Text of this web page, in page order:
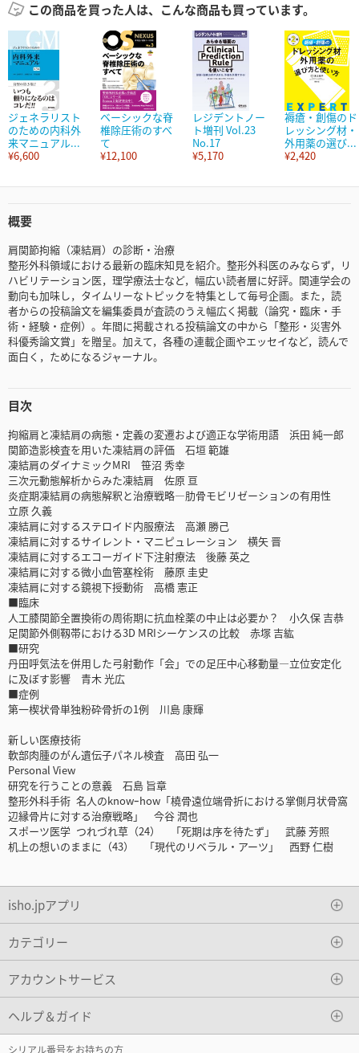
この商品を買った人は、こんな商品も買っています。
ジェネラリスト
のための内科外
来マニュアル...
¥6,600
ベーシックな脊
椎除圧術のすべ
て
¥12,100
レジデントノー
ト増刊 Vol.23
No.17
¥5,170
褥瘡・創傷のド
レッシング材・
外用薬の選び...
¥2,420
概要
肩関節拘縮（凍結肩）の診断・治療
整形外科領域における最新の臨床知見を紹介。整形外科医のみならず，リ
ハビリテーション医，理学療法士など，幅広い読者層に好評。関連学会の
動向も加味し，タイムリーなトピックを特集として毎号企画。また，読
者からの投稿論文を編集委員が査読のうえ幅広く掲載（論究・臨床・手
術・経験・症例）。年間に掲載される投稿論文の中から「整形・災害外
科優秀論文賞」を贈呈。加えて，各種の連載企画やエッセイなど，読んで
面白く，ためになるジャーナル。
目次
拘縮肩と凍結肩の病態・定義の変遷および適正な学術用語 浜田 純一郎
関節造影検査を用いた凍結肩の評価 石垣 範雄
凍結肩のダイナミックMRI 笹沼 秀幸
三次元動態解析からみた凍結肩 佐原 亘
炎症期凍結肩の病態解釈と治療戦略―肋骨モビリゼーションの有用性
立原 久義
凍結肩に対するステロイド内服療法 高瀬 勝己
凍結肩に対するサイレント・マニピュレーション 横矢 晋
凍結肩に対するエコーガイド下注射療法 後藤 英之
凍結肩に対する微小血管塞栓術 藤原 圭史
凍結肩に対する鏡視下授動術 高橋 憲正
■臨床
人工膝関節全置換術の周術期に抗血栓薬の中止は必要か？ 小久保 吉恭
足関節外側靱帯における3D MRIシーケンスの比較 赤塚 吉紘
■研究
丹田呼気法を併用した弓射動作「会」での足圧中心移動量―立位安定化
に及ぼす影響 青木 光広
■症例
第一楔状骨単独粉砕骨折の1例 川島 康輝
新しい医療技術
軟部肉腫のがん遺伝子パネル検査 高田 弘一
Personal View
研究を行うことの意義 石島 旨章
整形外科手術 名人のknowｰhow「橈骨遠位端骨折における掌側月状骨窩
辺縁骨片に対する治療戦略」 今谷 潤也
スポーツ医学 つれづれ草（24） 「死期は序を待たず」 武藤 芳照
机上の想いのままに（43） 「現代のリベラル・アーツ」 西野 仁樹
isho.jpアプリ
カテゴリー
アカウントサービス
ヘルプ＆ガイド
シリアル番号をお持ちの方